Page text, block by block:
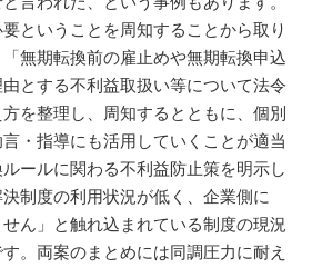
ということを周知することから取り
無期転換前の雇止めや無期転換申込
とする不利益取扱い等について法令
を整理し、周知するとともに、個別
・指導にも活用していくことが適当
ールに関わる不利益防止策を明示し
制度の利用状況が低く、企業側に
せん」と触れ込まれている制度の現況
。両案のまとめには同調圧力に耐え